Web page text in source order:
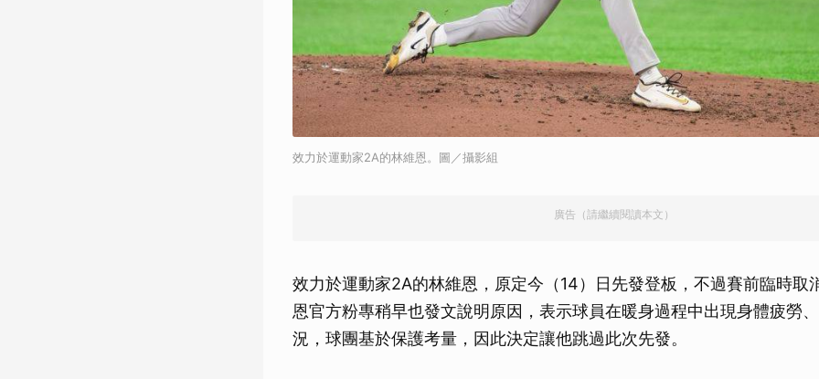
效力於運動家2A的林維恩。圖／攝影組
廣告（請繼續閱讀本文）
效力於運動家2A的林維恩，原定今（14）日先發登板，不過賽前臨時取
恩官方粉專稍早也發文說明原因，表示球員在暖身過程中出現身體疲勞
況，球團基於保護考量，因此決定讓他跳過此次先發。